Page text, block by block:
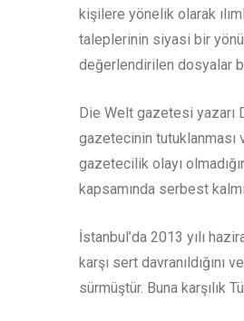
kişilere yönelik olarak
taleplerinin siyasi bir
değerlendirilen dosyalar
Die Welt gazetesi yazarı
gazetecinin tutuklanması
gazetecilik olayı
kapsamında serbest
İstanbul’da 2013 yılı
karşı sert davranıldığını
sürmüştür. Buna karşılık